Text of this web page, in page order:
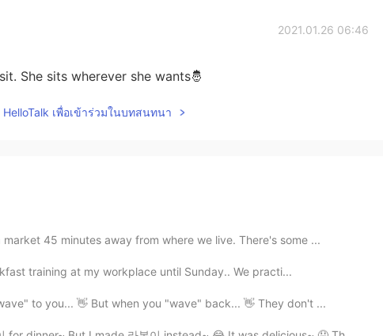
2021.01.26 06:46
She sits wherever she wants🤴
HelloTalk เพื่อเข้าร่วมในบทสนทนา
45 minutes away from where we live. There's some ...
training at my workplace until Sunday.. We practi...
to you... 👋 But when you "wave" back... 👋 They don't ...